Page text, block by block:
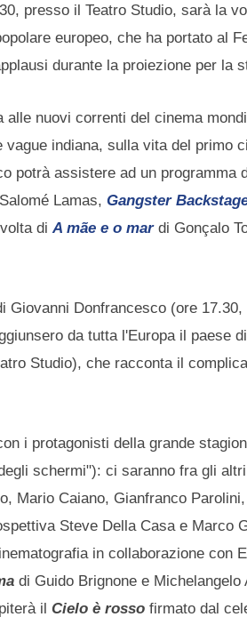
presso il Teatro Studio, sarà la
europeo, che ha portato al
durante la proiezione per la
nuovi correnti del cinema
indiana, sulla vita del primo
potrà assistere ad un
Lamas,Gangster
volta diA mãe e o mar di Gonçalo
Giovanni Donfrancesco (ore
da tutta l'Europa il paese
Studio), che racconta il
i protagonisti della grande
schermi"): ci saranno fra gli
Mario Caiano, Gianfranco
Steve Della Casa e Marco
in collaborazione con
di Guido Brignone e
ilCielo è rosso firmato dal